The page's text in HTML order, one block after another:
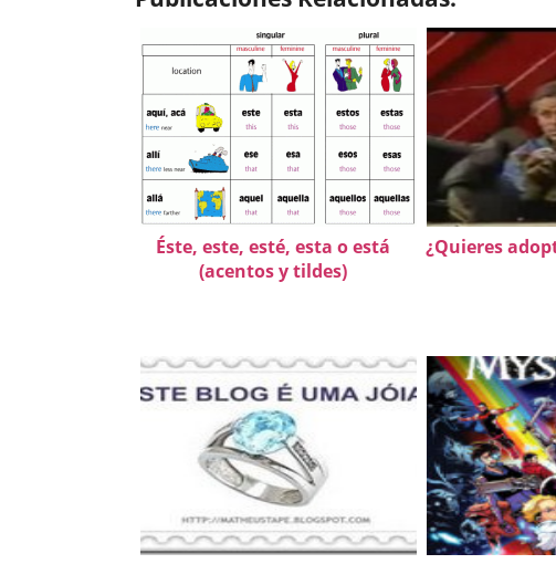
Éste, este, esté, esta o está
(acentos y tildes)
¿Quieres